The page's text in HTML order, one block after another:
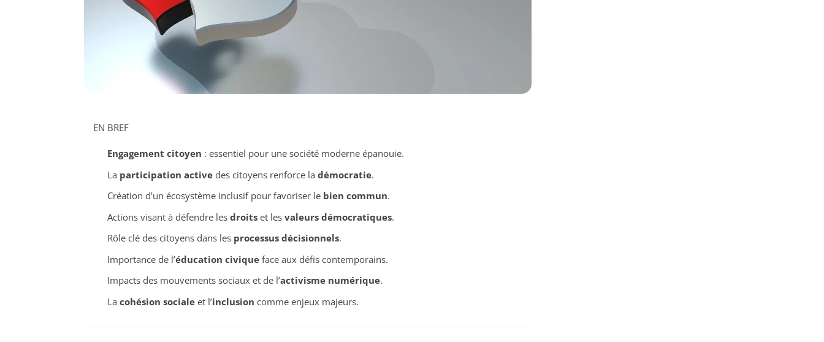
EN BREF
Engagement citoyen : essentiel pour une société moderne épanouie.
La participation activedes citoyens renforce la démocratie.
Création d’un écosystème inclusif pour favoriser le bien commun.
Actions visant à défendre les droitset les valeurs démocratiques.
Rôle clé des citoyens dans les processus décisionnels.
Importance de l’éducation civiqueface aux défis contemporains.
Impacts des mouvements sociaux et de l’activisme numérique.
La cohésion socialeet l’inclusion comme enjeux majeurs.